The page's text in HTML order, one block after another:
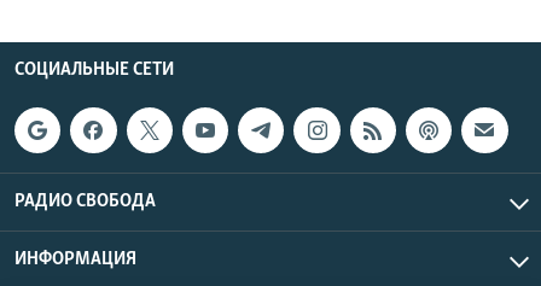
СОЦИАЛЬНЫЕ СЕТИ
РАДИО СВОБОДА
ИНФОРМАЦИЯ